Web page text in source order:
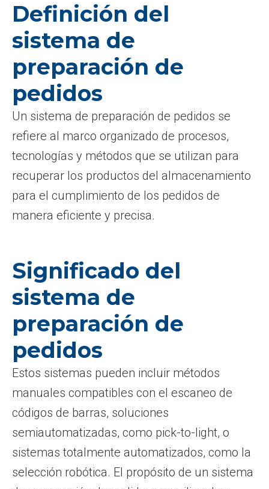
Definición del
sistema de
preparación de
pedidos
Un sistema de preparación de pedidos se
refiere al marco organizado de procesos,
tecnologías y métodos que se utilizan para
recuperar los productos del almacenamiento
para el cumplimiento de los pedidos de
manera eficiente y precisa.
Significado del
sistema de
preparación de
pedidos
Estos sistemas pueden incluir métodos
manuales compatibles con el escaneo de
códigos de barras, soluciones
semiautomatizadas, como pick-to-light, o
sistemas totalmente automatizados, como la
selección robótica. El propósito de un sistema